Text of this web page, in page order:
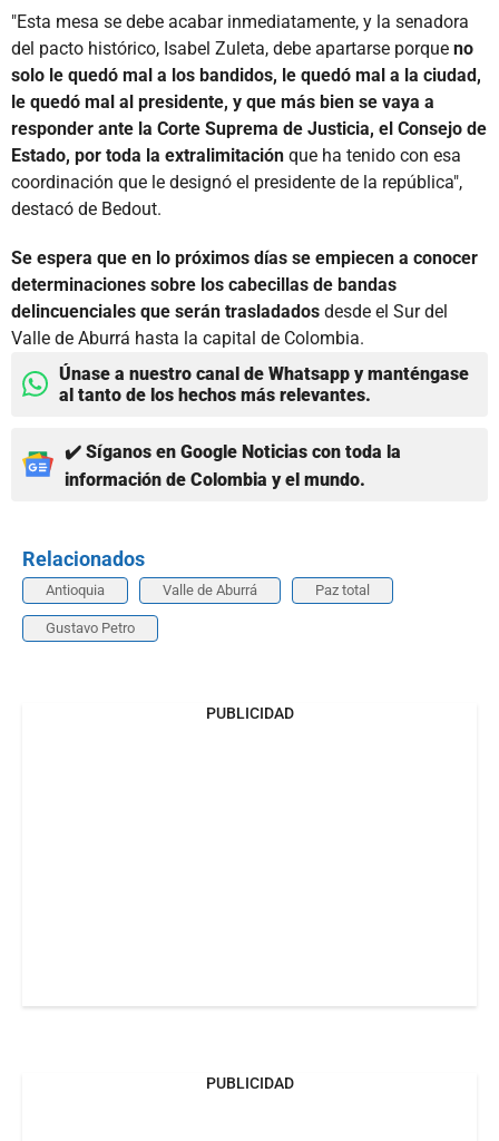
"Esta mesa se debe acabar inmediatamente, y la senadora
del pacto histórico, Isabel Zuleta, debe apartarse porque no
solo le quedó mal a los bandidos, le quedó mal a la ciudad,
le quedó mal al presidente, y que más bien se vaya a
responder ante la Corte Suprema de Justicia, el Consejo de
Estado, por toda la extralimitación que ha tenido con esa
coordinación que le designó el presidente de la república",
destacó de Bedout.
Se espera que en lo próximos días se empiecen a conocer
determinaciones sobre los cabecillas de bandas
delincuenciales que serán trasladados desde el Sur del
Valle de Aburrá hasta la capital de Colombia.
Únase a nuestro canal de Whatsapp y manténgase
al tanto de los hechos más relevantes.
✔️ Síganos en Google Noticias con toda la
información de Colombia y el mundo.
Relacionados
Antioquia Valle de Aburrá Paz total
Gustavo Petro
PUBLICIDAD
PUBLICIDAD